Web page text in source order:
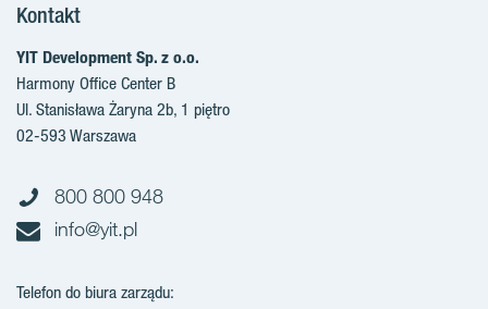
Kontakt
YIT Development Sp. z o.o.
Harmony Office Center B
Ul. Stanisława Żaryna 2b, 1 piętro
02-593 Warszawa
800 800 948
info@yit.pl
Telefon do biura zarządu: